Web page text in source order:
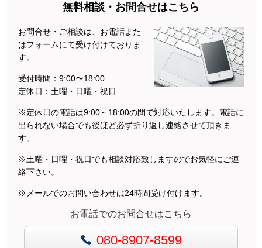
無料相談・お問合せはこちら
お問合せ・ご相談は、お電話また
はフォームにて受け付けておりま
す。
受付時間： 9:00〜18:00
定休日： 土曜・日曜・祝日
※定休日の電話は9:00～18:00の間で対応いたします。電話に
出られない場合でも後ほど必ず折り返し連絡させて頂きま
す。
※土曜・日曜・祝日でも相談対応致しますのでお気軽にご連
絡下さい。
※メールでのお問い合わせは24時間受け付けます。
お電話でのお問合せはこちら
080-8907-8599